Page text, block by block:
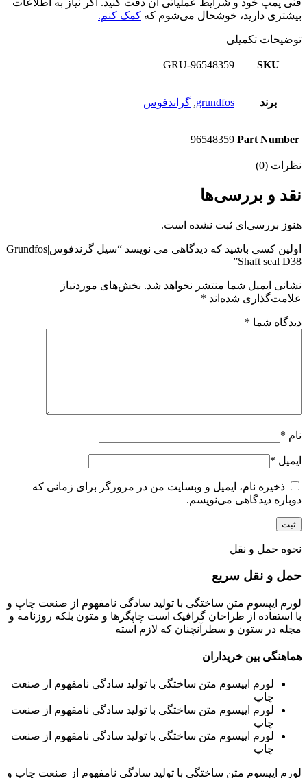
فنی پمپ خود و شرایط عملیاتی آن دقت کنید. اگر نیاز به اطلاعات
بیشتری دارید، خوشحال می‌شوم که کمک کنم.
توضیحات تکمیلی
SKU
GRU-96548359
برند grundfos
, گراندفوس
Part Number
96548359
نظرات (0)
نقد و بررسی‌ها
هنوز بررسی‌ای ثبت نشده است.
اولین کسی باشید که دیدگاهی می نویسد “سیل گرندفوس|Grundfos
Shaft seal D38”
نشانی ایمیل شما منتشر نخواهد شد. بخش‌های موردنیاز
علامت‌گذاری شده‌اند *
دیدگاه شما *
نام *
ایمیل *
ذخیره نام، ایمیل و وبسایت من در مرورگر برای زمانی که
دوباره دیدگاهی می‌نویسم.
نحوه حمل و نقل
حمل و نقل سریع
لورم ایپسوم متن ساختگی با تولید سادگی نامفهوم از صنعت چاپ و
با استفاده از طراحان گرافیک است چاپگرها و متون بلکه روزنامه و
مجله در ستون و سطرآنچنان که لازم استه
هماهنگی بین خریداران
لورم ایپسوم متن ساختگی با تولید سادگی نامفهوم از صنعت
چاپ
لورم ایپسوم متن ساختگی با تولید سادگی نامفهوم از صنعت
چاپ
لورم ایپسوم متن ساختگی با تولید سادگی نامفهوم از صنعت
چاپ
لورم ایپسوم متن ساختگی با تولید سادگی نامفهوم از صنعت چاپ و